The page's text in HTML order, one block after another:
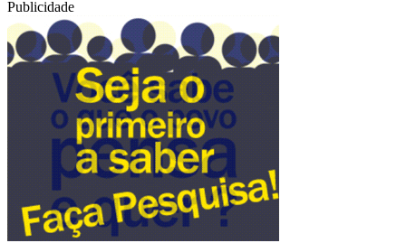
Publicidade